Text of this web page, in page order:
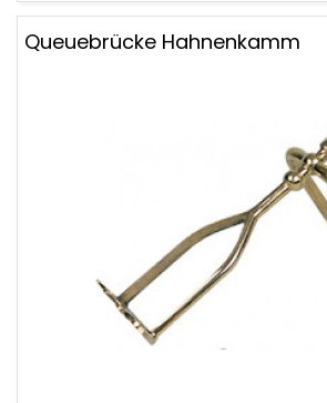
Queuebrücke Hahnenkamm